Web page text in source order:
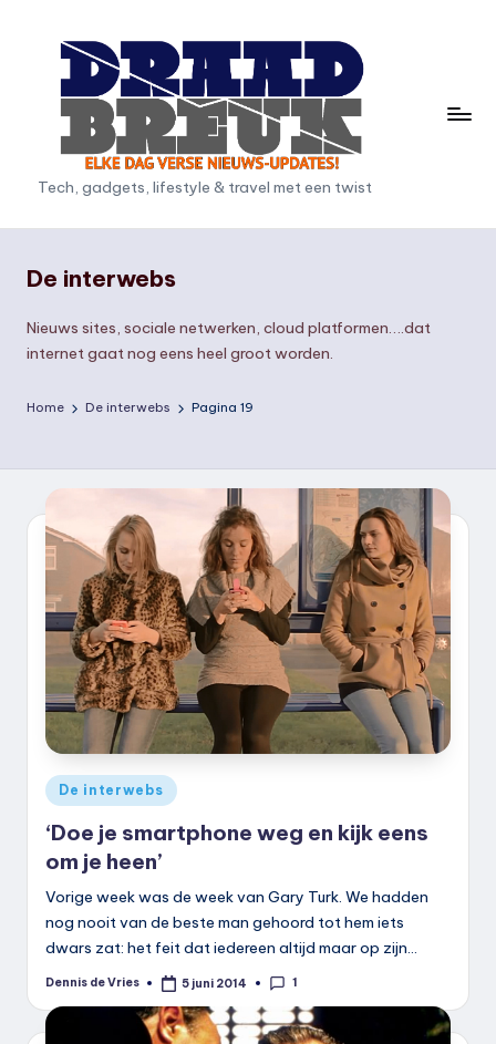
D
r
a
d
r
k
.
n
Tech, gadgets, lifestyle & travel met een twist
De interwebs
Nieuws sites, sociale netwerken, cloud platformen….dat
internet gaat nog eens heel groot worden.
Home De interwebs Pagina 19
Geplaatst
in
De interwebs
‘Doe je smartphone weg en kijk eens
om je heen’
Vorige week was de week van Gary Turk. We hadden
nog nooit van de beste man gehoord tot hem iets
dwars zat: het feit dat iedereen altijd maar op zijn…
Geplaatst
Dennis de Vries 5 juni 2014 1